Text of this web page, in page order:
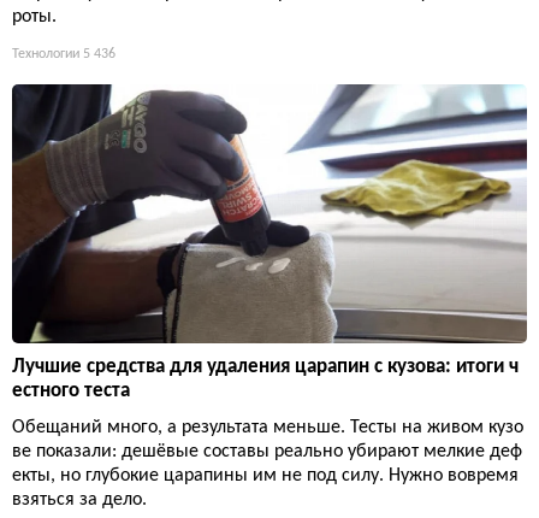
роты.
Технологии 5 436
Лучшие средства для удаления царапин с кузова: итоги ч
естного теста
Обещаний много, а результата меньше. Тесты на живом кузо
ве показали: дешёвые составы реально убирают мелкие деф
екты, но глубокие царапины им не под силу. Нужно вовремя
взяться за дело.